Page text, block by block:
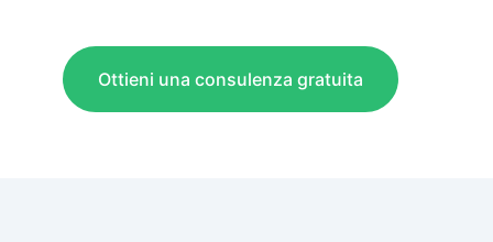
Ottieni una consulenza gratuita